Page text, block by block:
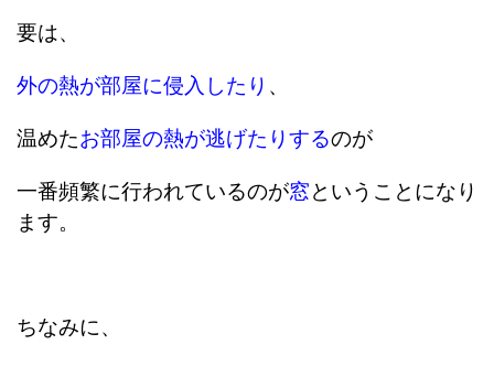
要は、
外の熱が部屋に侵入したり 、
温めたお部屋の熱が逃げたりするのが
一番頻繁に行われているのが窓ということになり
ます。
ちなみに、